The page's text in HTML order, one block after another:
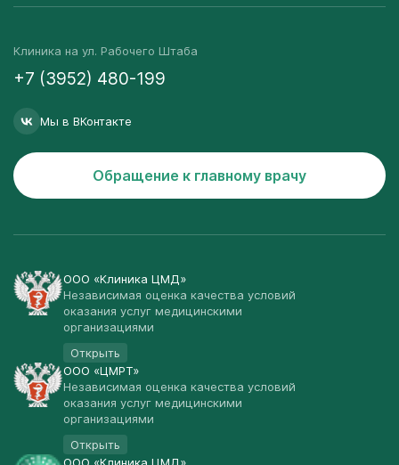
Клиника на ул. Рабочего Штаба
+7 (3952) 480-199
Мы в ВКонтакте
Обращение к главному врачу
ООО «Клиника ЦМД»
Независимая оценка качества условий
оказания услуг медицинскими
организациями
Открыть
ООО «ЦМРТ»
Независимая оценка качества условий
оказания услуг медицинскими
организациями
Открыть